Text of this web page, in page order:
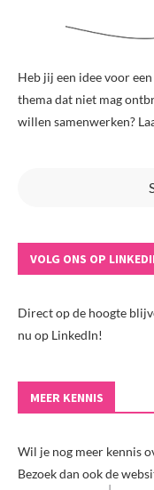
Heb jij een idee voor
thema dat niet mag
willen samenwerken?
VOLG ONS OP
Direct op de hoogte
nu op LinkedIn!
MEER KENNIS
Wil je nog meer kennis
Bezoek dan ook de